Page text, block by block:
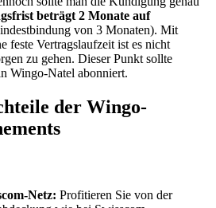
beträgt 2 Monate auf
von 3 Monaten). Mit
feste Vertragslaufzeit ist es nicht
zu gehen. Dieser Punkt sollte
Wingo-Natel abonniert.
der Wingo-
Netz: Profitieren Sie von der